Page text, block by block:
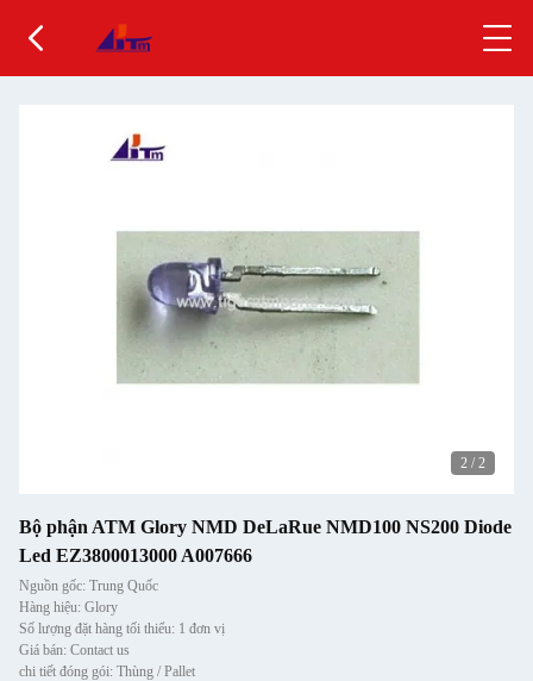
2 / 2
Bộ phận ATM Glory NMD DeLaRue NMD100 NS200 Diode
Led EZ3800013000 A007666
Nguồn gốc: Trung Quốc
Hàng hiệu: Glory
Số lượng đặt hàng tối thiểu: 1 đơn vị
Giá bán: Contact us
chi tiết đóng gói: Thùng / Pallet